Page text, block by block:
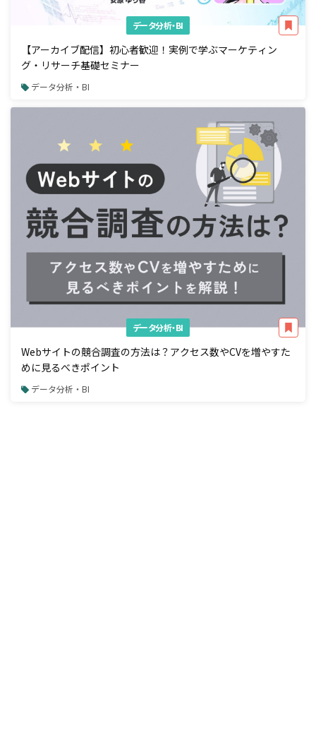
データ分析・BI
【アーカイブ配信】初心者歓迎！実例で学ぶマーケティン
グ・リサーチ基礎セミナー
データ分析・BI
データ分析・BI
Webサイトの競合調査の方法は？アクセス数やCVを増やすた
めに見るべきポイント
データ分析・BI